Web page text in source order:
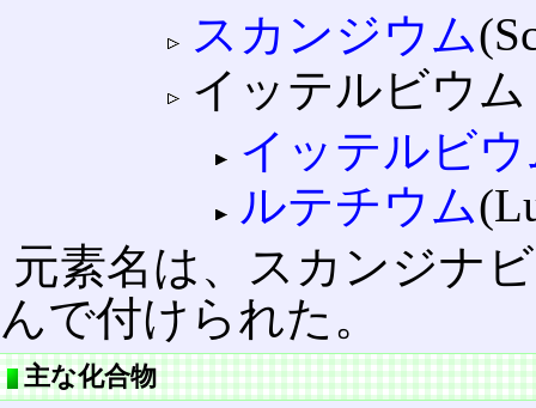
スカンジウム
イッテルビウム
イッテルビ
ルテチウム
元素名は、スカンジナ
んで付けられた。
主な化合物